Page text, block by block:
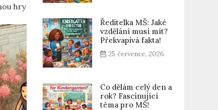
hry
Ředitelka MŠ: Jaké
vzdělání musí mít?
Překvapivá fakta!
25 července, 2026
Co dělám celý den a
rok? Fascinující
téma pro MŠ!